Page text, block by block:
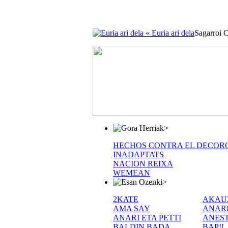
« Euria ari delaSagarroi
>
HECHOS CONTRA EL
INADAPTATS
NACION REIXA
WEMEAN
>
2KATE
AMA SAY
ANARI ETA PETTI